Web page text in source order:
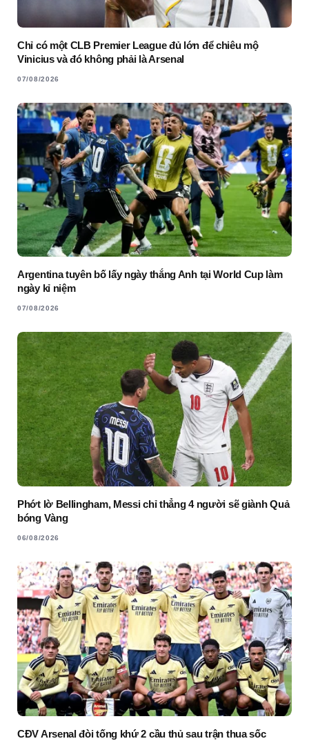
Chỉ có một CLB Premier League đủ lớn để chiêu mộ
Vinicius và đó không phải là Arsenal
07/08/2026
Argentina tuyên bố lấy ngày thắng Anh tại World Cup làm
ngày kỉ niệm
07/08/2026
Phớt lờ Bellingham, Messi chỉ thẳng 4 người sẽ giành Quả
bóng Vàng
06/08/2026
CĐV Arsenal đòi tống khứ 2 cầu thủ sau trận thua sốc